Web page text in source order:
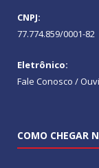
CNPJ:
77.774.859/0001-82
Eletrônico:
Fale Conosco /
COMO CHEGAR